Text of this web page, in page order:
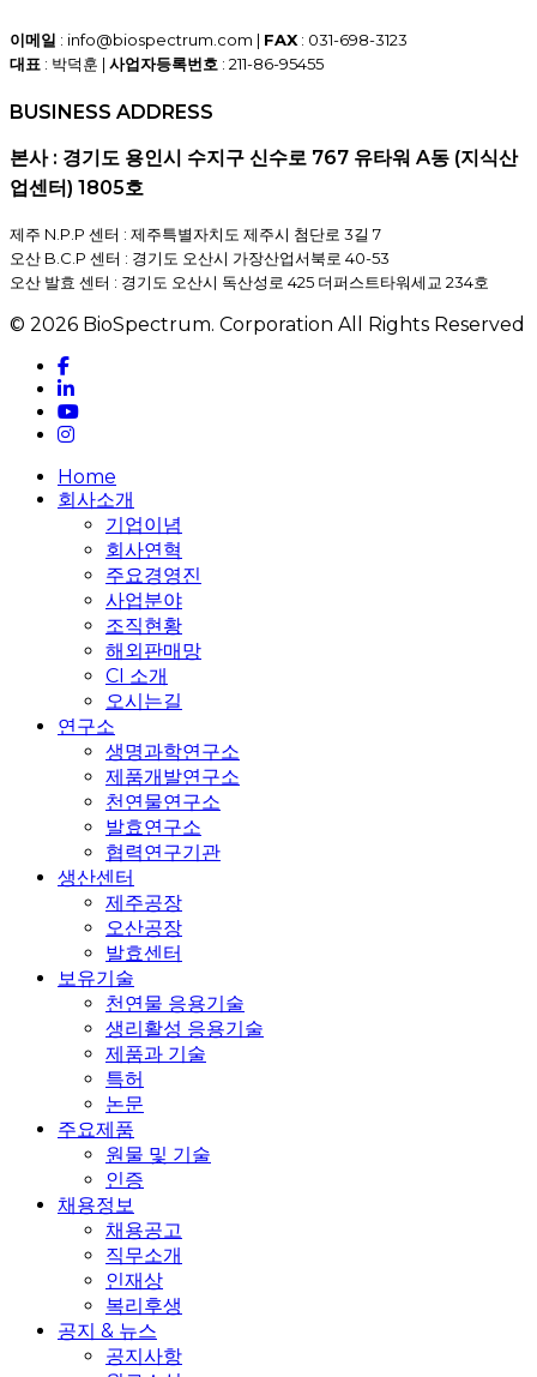
이메일 : info@biospectrum.com | FAX : 031-698-3123
대표 : 박덕훈 | 사업자등록번호 : 211-86-95455
BUSINESS ADDRESS
본사 : 경기도 용인시 수지구 신수로 767 유타워 A동 (지식산
업센터) 1805호
제주 N.P.P 센터 : 제주특별자치도 제주시 첨단로 3길 7
오산 B.C.P 센터 : 경기도 오산시 가장산업서북로 40-53
오산 발효 센터 : 경기도 오산시 독산성로 425 더퍼스트타워세교 234호
© 2026 BioSpectrum. Corporation All Rights Reserved
facebook
linkedin
youtube
instagram
Close
Menu
Home
회사소개
기업이념
회사연혁
주요경영진
사업분야
조직현황
해외판매망
CI 소개
오시는길
연구소
생명과학연구소
제품개발연구소
천연물연구소
발효연구소
협력연구기관
생산센터
제주공장
오산공장
발효센터
보유기술
천연물 응용기술
생리활성 응용기술
제품과 기술
특허
논문
주요제품
원물 및 기술
인증
채용정보
채용공고
직무소개
인재상
복리후생
공지 & 뉴스
공지사항